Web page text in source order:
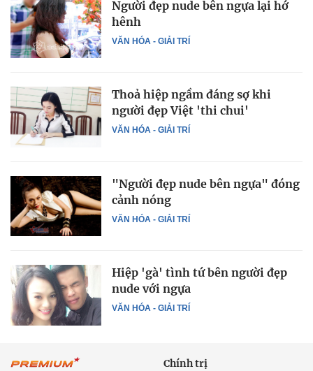
VĂN HÓA - GIẢI TRÍ
Người đẹp nude bên ngựa lại hớ
hênh
VĂN HÓA - GIẢI TRÍ
Thoả hiệp ngầm đáng sợ khi
người đẹp Việt 'thi chui'
VĂN HÓA - GIẢI TRÍ
"Người đẹp nude bên ngựa" đóng
cảnh nóng
VĂN HÓA - GIẢI TRÍ
Hiệp 'gà' tình tứ bên người đẹp
nude với ngựa
Chính trị